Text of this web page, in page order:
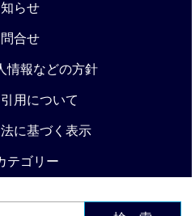
らせ
合せ
情報などの方針
用について
に基づく表示
テゴリー